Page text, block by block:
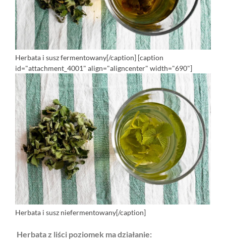
Herbata i susz fermentowany[/caption] [caption
id="attachment_4001" align="aligncenter" width="690"]
Herbata i susz niefermentowany[/caption]
Herbata z liści poziomek ma działanie: